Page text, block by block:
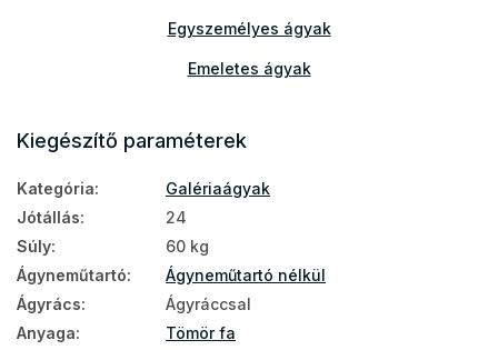
Egyszemélyes ágyak
Emeletes ágyak
Fa ágyak
Gyerekszoba bútor
Gyerekágyak és babaágyak
Emeletes ágyak 200x90
Kiegészítő paraméterek
Kategória:
Galériaágyak
Jótállás:
24
Súly:
60 kg
Ágyneműtartó:
Ágyneműtartó nélkül
Ágyrács:
Ágyráccsal
Anyaga:
Tömör fa